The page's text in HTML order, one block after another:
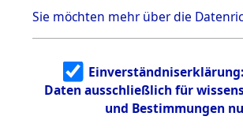
en
5.3.2
Identifizierun
g
5.3.3
Todesmärsch
Sie möchten mehr über die
Daten ausschließlich für
und Bestimmungen